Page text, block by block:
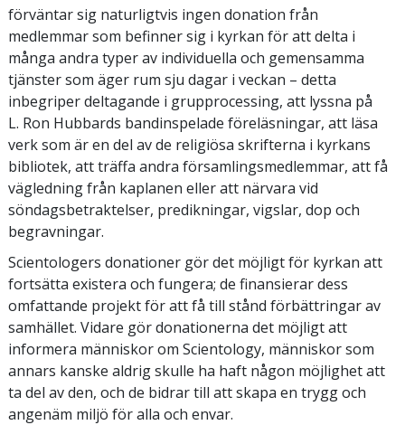
förväntar sig naturligtvis ingen donation från
medlemmar som befinner sig i kyrkan för att delta i
många andra typer av individuella och gemensamma
tjänster som äger rum sju dagar i veckan – detta
inbegriper deltagande i grupprocessing, att lyssna på
L. Ron Hubbards bandinspelade föreläsningar, att läsa
verk som är en del av de religiösa skrifterna i kyrkans
bibliotek, att träffa andra församlingsmedlemmar, att få
vägledning från kaplanen eller att närvara vid
söndagsbetraktelser, predikningar, vigslar, dop och
begravningar.
Scientologers donationer gör det möjligt för kyrkan att
fortsätta existera och fungera; de finansierar dess
omfattande projekt för att få till stånd förbättringar av
samhället. Vidare gör donationerna det möjligt att
informera människor om Scientology, människor som
annars kanske aldrig skulle ha haft någon möjlighet att
ta del av den, och de bidrar till att skapa en trygg och
angenäm miljö för alla och envar.